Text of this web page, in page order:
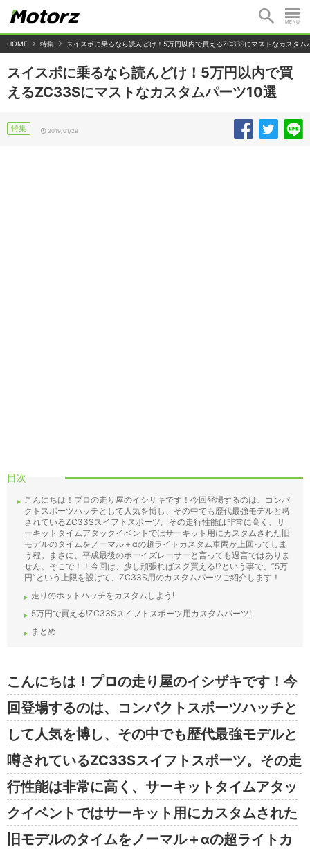
HOME 特集 スイスポに乗るなら読んどけ！5万円以内で買えるZC33Sにマストなカスタム
スイスポに乗るなら読んどけ！5万円以内で買
えるZC33Sにマストなカスタムパーツ10選
特集 2019/01/29
目次
こんにちは！プロの走り屋のイシザキです！今回登場するのは、コンパ
クトスポーツハッチとして人気を博し、その中でも歴代最強モデルと噂
されているZC33Sスイフトスポーツ。その走行性能は非常に高く、サ
ーキットタイムアタックイベントではサーキット用にカスタムされた旧
モデルのタイムをノーマル＋αの超ライトカスタム車両が上回ってしま
う程。まさに、平成最後のボーイズレーサーと言っても過言ではありま
せん。そこで！！今回は、少し頑張ればスグ買える!?という事で、”5万
円”という上限を設けて、ZC33S用のカスタムパーツご紹介します！
走りのホットハッチをカスタムしよう!
5万円で買える!ZC33Sスイフトスポーツ用カスタムパーツ!
まとめ
こんにちは！プロの走り屋のイシザキです！今
回登場するのは、コンパクトスポーツハッチと
して人気を博し、その中でも歴代最強モデルと
噂されているZC33Sスイフトスポーツ。その走
行性能は非常に高く、サーキットタイムアタッ
クイベントではサーキット用にカスタムされた
旧モデルのタイムをノーマル＋αの超ライトカ